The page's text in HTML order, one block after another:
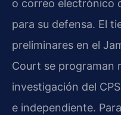
o correo electrónico
para su defensa. El
preliminares en el
Court se programan
investigación del
e independiente.